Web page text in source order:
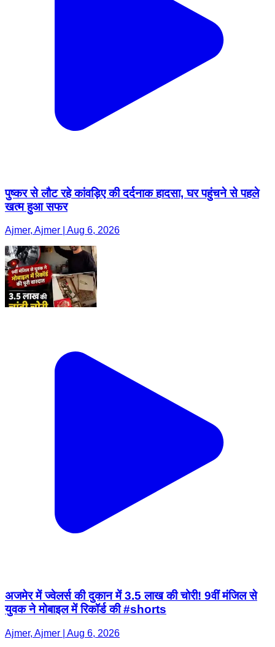
पुष्कर से लौट रहे कांवड़िए की दर्दनाक हादसा, घर पहुंचने से पहले
खत्म हुआ सफर
Ajmer, Ajmer | Aug 6, 2026
अजमेर में ज्वेलर्स की दुकान में 3.5 लाख की चोरी! 9वीं मंजिल से
युवक ने मोबाइल में रिकॉर्ड की #shorts
Ajmer, Ajmer | Aug 6, 2026